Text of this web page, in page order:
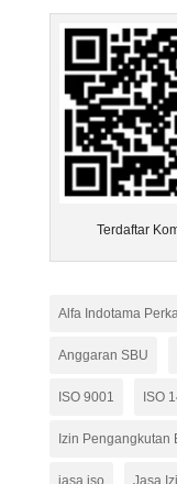
Terdaftar
Alfa Indotama
Anggaran SBU
ISO 9001 ISO
Izin Pengangkutan
jasa iso Jasa